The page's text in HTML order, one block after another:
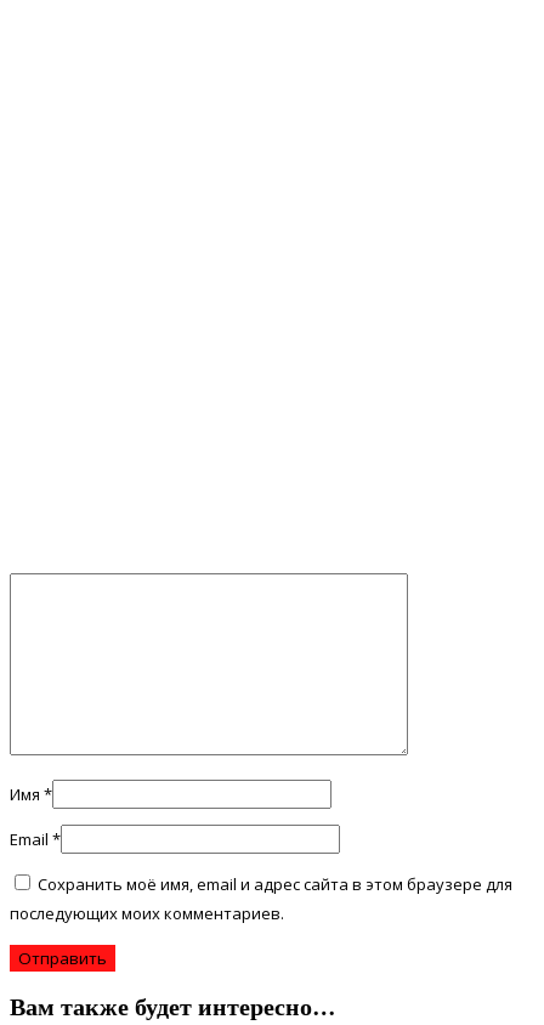
Имя *
Email *
Сохранить моё имя, email и адрес сайта в этом браузере для
последующих моих комментариев.
Вам также будет интересно…